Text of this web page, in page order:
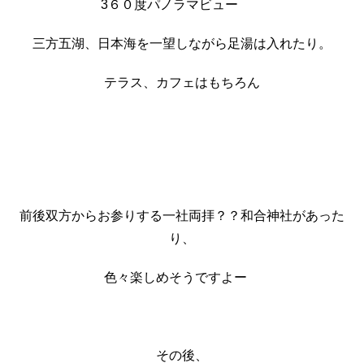
3６０度パノラマビュー
三方五湖、日本海を一望しながら足湯は入れたり。
テラス、カフェはもちろん
前後双方からお参りする一社両拝？？和合神社があった
り、
色々楽しめそうですよー
その後、